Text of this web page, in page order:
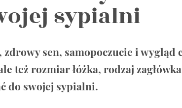
sypialni
sen, samopoczucie i wygląd
też rozmiar łóżka, rodzaj
do swojej sypialni.